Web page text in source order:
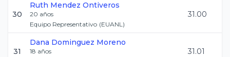
30
Ruth Mendez Ontiveros
20 años
Equipo Representativo (EUANL)
31.00
31
Dana Dominguez Moreno
18 años
31.01